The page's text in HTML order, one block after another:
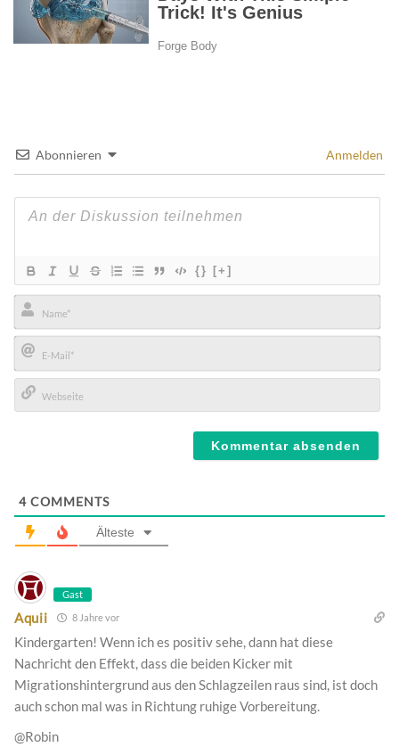
Abonnieren Anmelden
{} [+]
Name*
E-
Mail*
4 COMMENTS
Älteste
Gast
Aquii 8 Jahre vor
Kindergarten! Wenn ich es positiv sehe, dann hat diese
Nachricht den Effekt, dass die beiden Kicker mit
Migrationshintergrund aus den Schlagzeilen raus sind, ist doch
auch schon mal was in Richtung ruhige Vorbereitung.
@Robin